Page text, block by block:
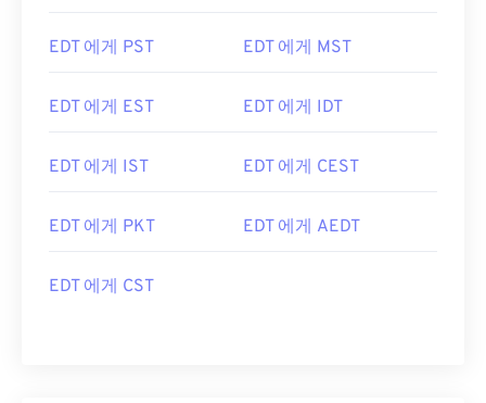
EDT 에게 PST EDT 에게 MST
EDT 에게 EST EDT 에게 IDT
EDT 에게 IST EDT 에게 CEST
EDT 에게 PKT EDT 에게 AEDT
EDT 에게 CST